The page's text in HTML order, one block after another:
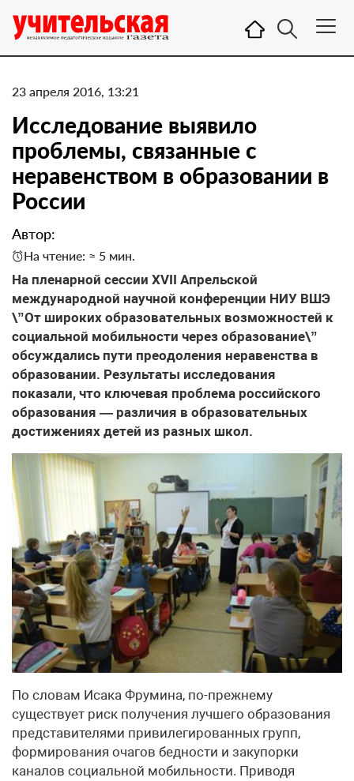
23 апреля 2016, 13:21
Исследование выявило
проблемы, связанные с
неравенством в образовании в
России
Автор:
На чтение: ≈ 5 мин.
На пленарной сессии XVII Апрельской
международной научной конференции НИУ ВШЭ
\”От широких образовательных возможностей к
социальной мобильности через образование\”
обсуждались пути преодоления неравенства в
образовании. Результаты исследования
показали, что ключевая проблема российского
образования — различия в образовательных
достижениях детей из разных школ.
По словам Исака Фрумина, по-прежнему
существует риск получения лучшего образования
представителями привилегированных групп,
формирования очагов бедности и закупорки
каналов социальной мобильности. Приводя